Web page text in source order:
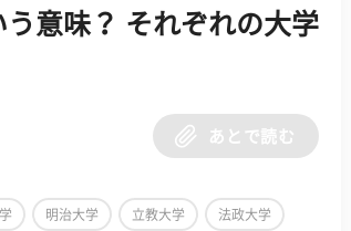
う意味？ それぞれの大学
あとで読む
明治大学 立教大学 法政大学